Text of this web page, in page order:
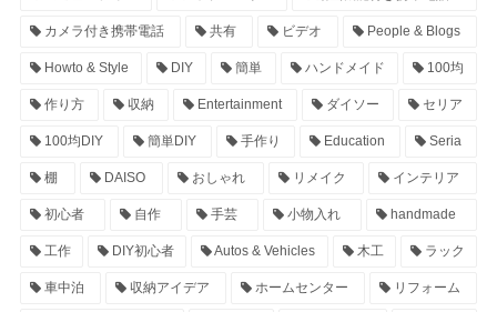
カメラ付き携帯電話 共有 ビデオ People & Blogs
Howto & Style DIY 簡単 ハンドメイド 100均
作り方 収納 Entertainment ダイソー セリア
100均DIY 簡単DIY 手作り Education Seria
棚 DAISO おしゃれ リメイク インテリア
初心者 自作 手芸 小物入れ handmade
工作 DIY初心者 Autos & Vehicles 木工 ラック
車中泊 収納アイデア ホームセンター リフォーム